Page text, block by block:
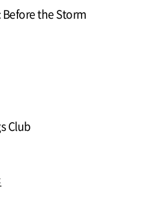
Before the Storm
Club